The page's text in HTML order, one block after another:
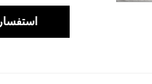
استفسار